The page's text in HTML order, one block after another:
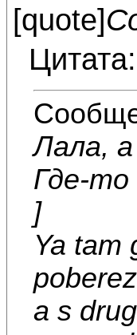
[quote]
Цитата:
Лала,
Где-то
]
Ya tam
a s